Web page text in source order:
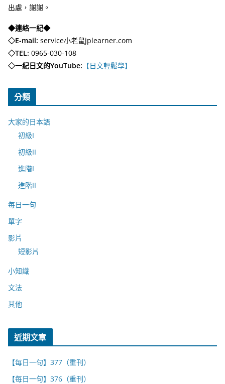
出處，謝謝。
◆連絡一紀◆
◇E-mail: service小老鼠jplearner.com
◇TEL: 0965-030-108
◇一紀日文的YouTube: 【日文輕鬆學】
分類
大家的日本語
初級I
初級II
進階I
進階II
每日一句
單字
影片
短影片
小知識
文法
其他
近期文章
【每日一句】377（重刊）
【每日一句】376（重刊）